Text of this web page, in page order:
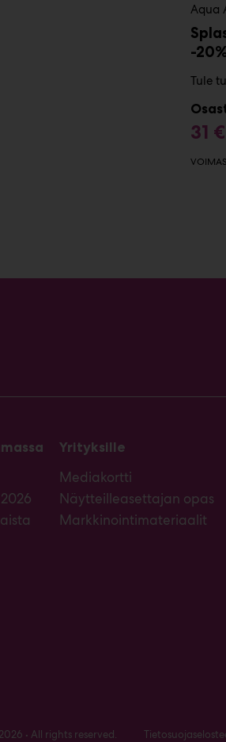
Aqua
-
Tule
31 €
Yrityksille
Mediakortti
Näytteilleasettajan opas
Markkinointimateriaalit
• All rights reserved.